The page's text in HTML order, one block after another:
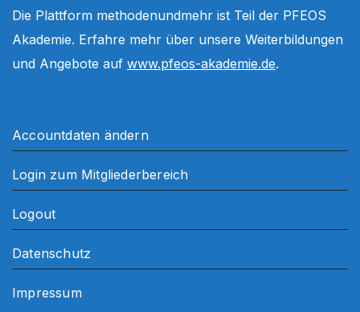
Die Plattform methodenundmehr ist Teil der PFEOS
Akademie. Erfahre mehr über unsere Weiterbildungen
und Angebote auf www.pfeos-akademie.de.
Accountdaten ändern
Login zum Mitgliederbereich
Logout
Datenschutz
Impressum